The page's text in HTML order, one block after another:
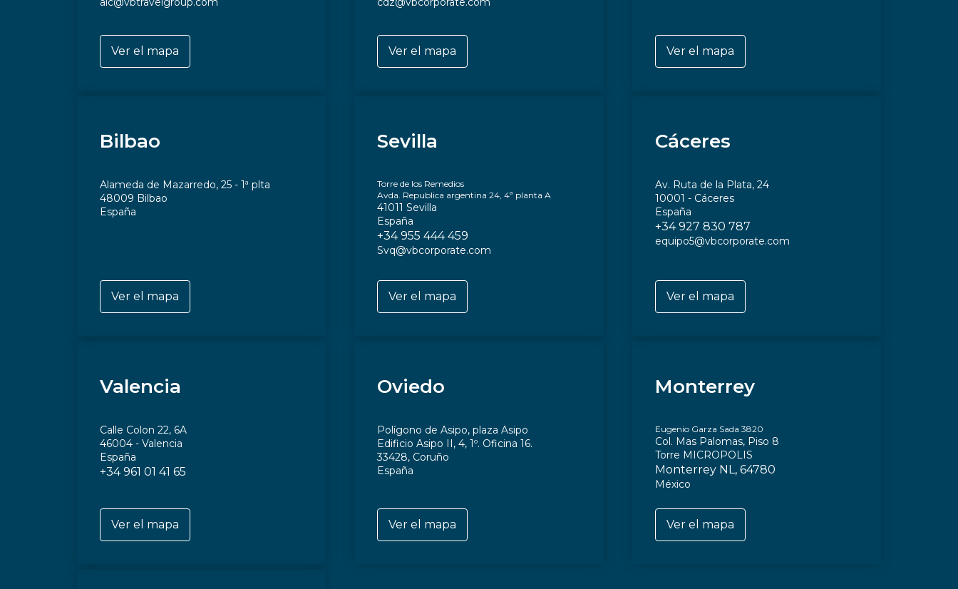
Ver el mapa Ver el mapa Ver el mapa
Bilbao
Alameda de Mazarredo, 25 - 1ª plta
48009 Bilbao
España
Ver el mapa
Sevilla
Torre de los Remedios
Avda. Republica argentina 24, 4ª planta A
41011 Sevilla
España
+34 955 444 459
Svq@vbcorporate.com
Ver el mapa
Cáceres
Av. Ruta de la Plata, 24
10001 - Cáceres
España
+34 927 830 787
equipo5@vbcorporate.com
Ver el mapa
Valencia
Calle Colon 22, 6A
46004 - Valencia
España
+34 961 01 41 65
Ver el mapa
Oviedo
Polígono de Asipo, plaza Asipo
Edificio Asipo II, 4, 1º. Oficina 16.
33428, Coruño
España
Ver el mapa
Monterrey
Eugenio Garza Sada 3820
Col. Mas Palomas, Piso 8
Torre MICROPOLIS
Monterrey NL, 64780
México
Ver el mapa